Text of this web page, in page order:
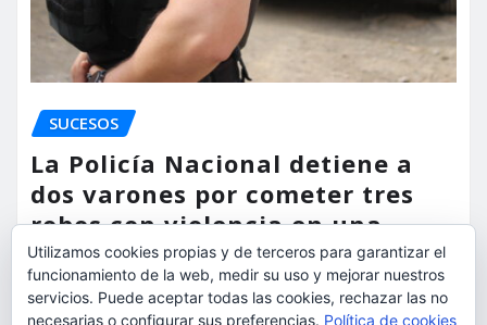
SUCESOS
La Policía Nacional detiene a
dos varones por cometer tres
robos con violencia en una
misma mañana
torrent al dia Ago 7, 2026
Utilizamos cookies propias y de terceros para garantizar el
funcionamiento de la web, medir su uso y mejorar nuestros
servicios. Puede aceptar todas las cookies, rechazar las no
necesarias o configurar sus preferencias. Política de cookies